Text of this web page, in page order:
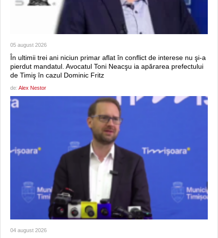
05 august 2026
În ultimii trei ani niciun primar aflat în conflict de interese nu şi-a
pierdut mandatul. Avocatul Toni Neacşu ia apărarea prefectului
de Timiş în cazul Dominic Fritz
de: Alex Nestor
04 august 2026